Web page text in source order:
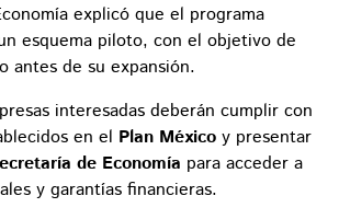
explicó que el programa
esquema piloto, con el objetivo de
antes de su expansión.
interesadas deberán cumplir con
en el Plan México y presentar
de Economía para acceder a
y garantías financieras.